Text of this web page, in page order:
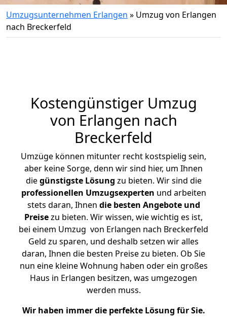
Umzugsunternehmen Erlangen » Umzug von Erlangen
nach Breckerfeld
Kostengünstiger Umzug
von Erlangen nach
Breckerfeld
Umzüge können mitunter recht kostspielig sein,
aber keine Sorge, denn wir sind hier, um Ihnen
diegünstigste Lösung zu bieten. Wir sind die
professionellen Umzugsexperten und arbeiten
stets daran, Ihnen die besten Angebote und
Preisezu bieten. Wir wissen, wie wichtig es ist,
bei einem Umzug von Erlangen nach Breckerfeld
Geld zu sparen, und deshalb setzen wir alles
daran, Ihnen die besten Preise zu bieten. Ob Sie
nun eine kleine Wohnung haben oder ein großes
Haus in Erlangen besitzen, was umgezogen
werden muss.
Wir haben immer die perfekte Lösung für Sie.